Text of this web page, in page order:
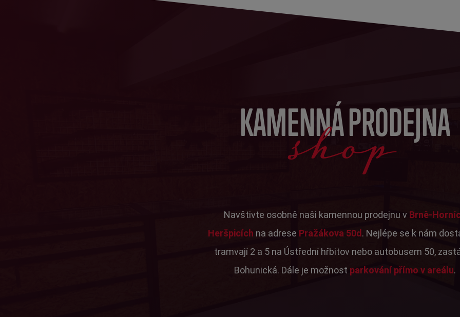
KAMENNÁ PRODEJNA
shop
Navštivte osobně naši kamennou prodejnu v Brně-
Heršpicích na adrese Pražákova 50d . Nejlépe se k nám
tramvají 2 a 5 na Ústřední hřbitov nebo autobusem 50,
Bohunická. Dále je možnost parkování přímo v areálu.